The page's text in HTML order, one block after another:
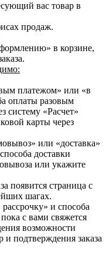
вас товар в
продаж.
в корзине,
платежом» или «в
оплаты разовым
систему «Расчет»
карты через
или «доставка»
доставки
или укажите
появится страница с
шагах.
и способа
с вами свяжется
возможности
и подтверждения заказа